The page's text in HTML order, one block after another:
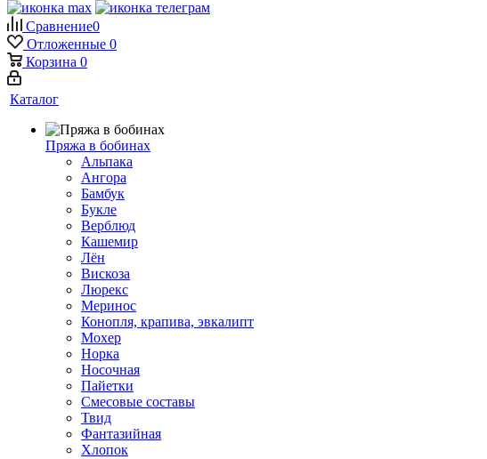
Сравнение0
Отложенные 0
Корзина 0
Каталог
Пряжа в бобинах
Альпака
Ангора
Бамбук
Букле
Верблюд
Кашемир
Лён
Вискоза
Люрекс
Меринос
Конопля, крапива, эвкалипт
Мохер
Норка
Носочная
Пайетки
Смесовые составы
Твид
Фантазийная
Хлопок